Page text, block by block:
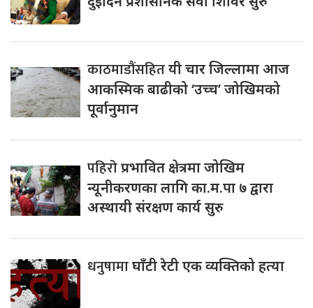
काठमाडौंसहितयी चार जिल्लामा आज
आकस्मिक बाढीको ‘उच्च’ जोखिमको
पूर्वानुमान
पहिरोप्रभावित क्षेत्रमा जोखिम
न्यूनीकरणका लागि का.म.पा ७ द्वारा
अस्थायी संरक्षण कार्य सुरु
धनुषामाघाँटी रेटी एक व्यक्तिको हत्या